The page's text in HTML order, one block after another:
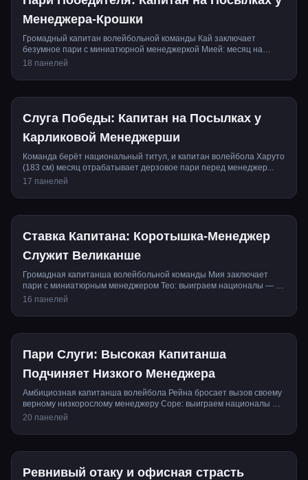
Менеджера-Крошки
Громадный капитан волейбольной команды Кай заключает
безумное пари с миниатюрной менеджеркой Мией: месяц на
побегушка...
18 панелей
Слуга Победы: Капитан на Посылках у
Карликовой Менеджерши
Команда берёт национальный титул, и капитан волейбола Харуто
(183 см) месяц отрабатывает дерзовое пари перед менеджер...
17 панелей
Ставка Капитана: Коротышка-Менеджер
Служит Великанше
Громадная капитанша волейбольной команды Мия заключает
пари с миниатюрным менеджером Тео: выиграем националы — и
он м...
16 панелей
Пари Слуги: Высокая Капитанша
Подчиняет Низкого Менеджера
Амбициозная капитанша волейбола Рейна бросает вызов своему
верному низкорослому менеджеру Соре: выиграем националы —
...
20 панелей
Ревнивый отаку и офисная страсть